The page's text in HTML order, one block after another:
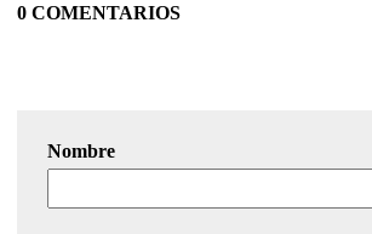
0 COMENTARIOS
Nombre